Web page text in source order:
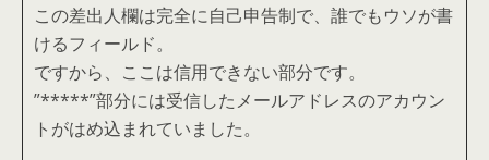
この差出人欄は完全に自己申告制で、誰でもウソが書
けるフィールド。
ですから、ここは信用できない部分です。
”*****”部分には受信したメールアドレスのアカウン
トがはめ込まれていました。